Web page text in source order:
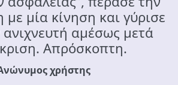
μία κίνηση και γύρισε
αμέσως μετά
Απρόσκοπτη.
χρήστης